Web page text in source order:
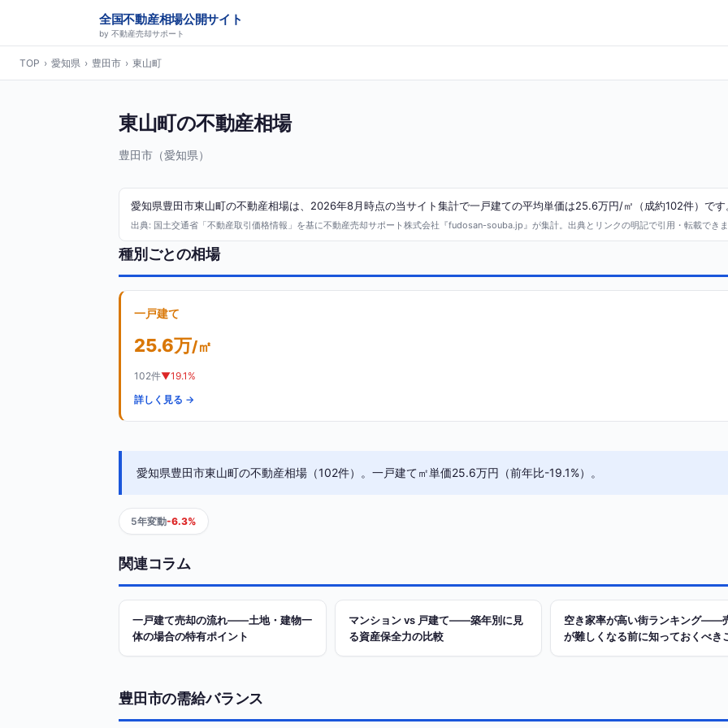
全国不動産相場公開サイト
by 不動産売却サポート
TOP › 愛知県 › 豊田市 › 東山町
東山町の不動産相場
豊田市（愛知県）
愛知県豊田市東山町の不動産相場は、2026年8月時点の当サイト集計で一戸建ての平均単価は25.6万円/㎡（成約102件）です
出典: 国土交通省「不動産取引価格情報」を基に不動産売却サポート株式会社『fudosan-souba.jp』が集計。出典とリンクの明記で引用・転載できま
種別ごとの相場
一戸建て
25.6万/㎡
102件▼19.1%
詳しく見る →
愛知県豊田市東山町の不動産相場（102件）。一戸建て㎡単価25.6万円（前年比-19.1%）。
5年変動-6.3%
関連コラム
一戸建て売却の流れ——土地・建物一
体の場合の特有ポイント
マンション vs 戸建て——築年別に見
る資産保全力の比較
空き家率が高い街ランキング——
が難しくなる前に知っておくべき
豊田市の需給バランス